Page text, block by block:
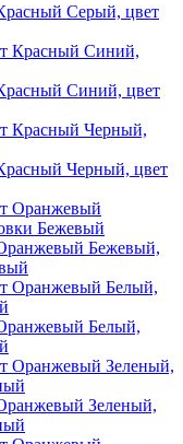
Серый, цвет
Синий, цвет
Черный, цвет
Бежевый,
Белый,
Зеленый,